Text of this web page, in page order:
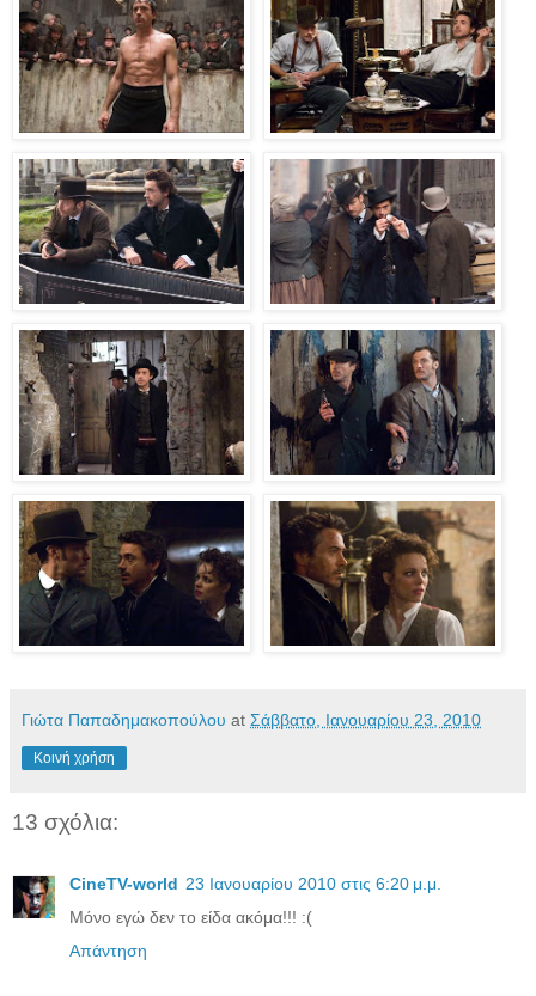
Γιώτα Παπαδημακοπούλου at Σάββατο, Ιανουαρίου 23, 2010
Κοινή χρήση
13 σχόλια:
CineTV-world 23 Ιανουαρίου 2010 στις 6:20 μ.μ.
Μόνο εγώ δεν το είδα ακόμα!!! :(
Απάντηση